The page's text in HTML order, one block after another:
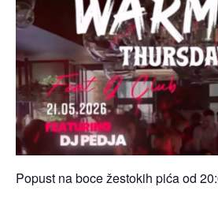
Popust na boce žestokih pića od